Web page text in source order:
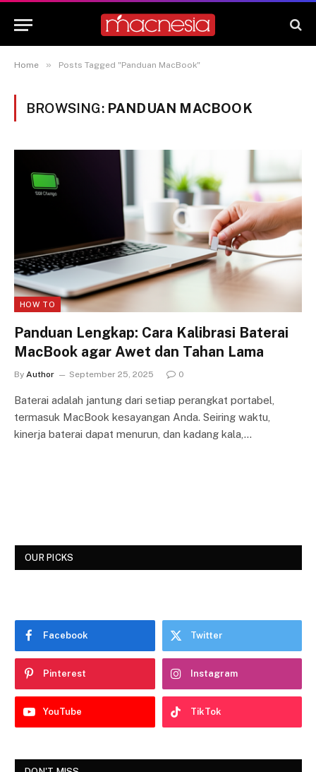
Home » Posts Tagged "Panduan MacBook"
BROWSING: PANDUAN MACBOOK
HOW TO
Panduan Lengkap: Cara Kalibrasi Baterai
MacBook agar Awet dan Tahan Lama
By Author September 25, 2025 0
Baterai adalah jantung dari setiap perangkat portabel,
termasuk MacBook kesayangan Anda. Seiring waktu,
kinerja baterai dapat menurun, dan kadang kala,…
OUR PICKS
Facebook Twitter
Pinterest Instagram
YouTube TikTok